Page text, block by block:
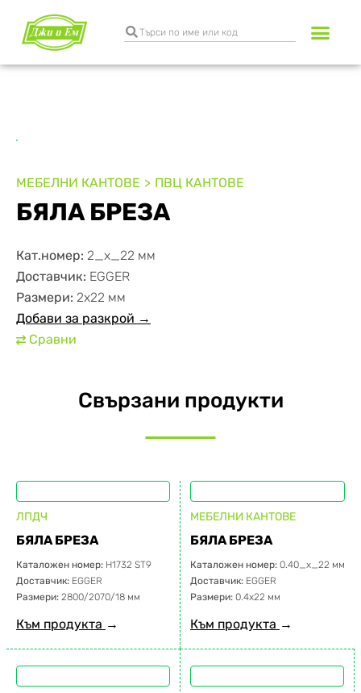
МЕБЕЛНИ КАНТОВЕ ПВЦ КАНТОВЕ
БЯЛА БРЕЗА
Кат.номер: 2_x_22 мм
Доставчик: EGGER
Размери: 2х22 мм
Добави за разкрой →
⇄ Сравни
Свързани продукти
ЛПДЧ
БЯЛА БРЕЗА
Каталожен номер: H1732 ST9
Доставчик: EGGER
Размери: 2800/2070/18 мм
Към продукта →
МЕБЕЛНИ КАНТОВЕ
БЯЛА БРЕЗА
Каталожен номер: 0.40_x_22 мм
Доставчик: EGGER
Размери: 0.4х22 мм
Към продукта →